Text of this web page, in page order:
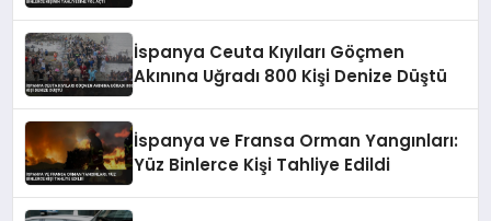
İspanya Ceuta Kıyıları Göçmen
Akınına Uğradı 800 Kişi Denize Düştü
İspanya ve Fransa Orman Yangınları:
Yüz Binlerce Kişi Tahliye Edildi